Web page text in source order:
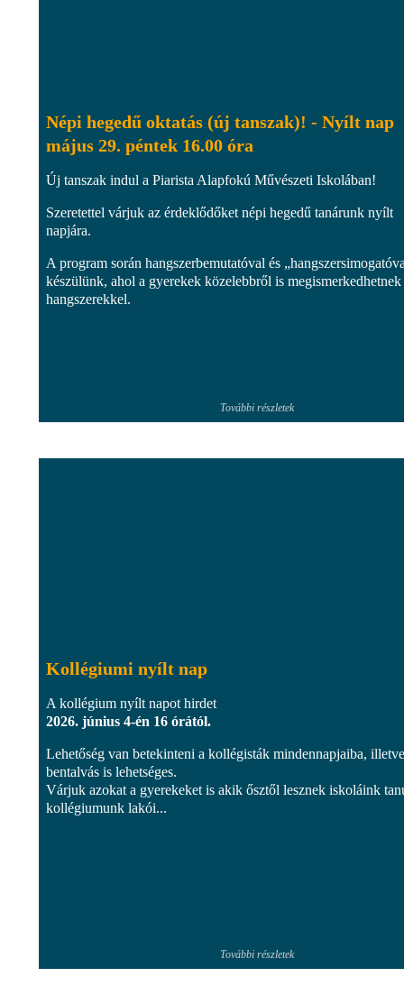
Népi hegedű oktatás (új tanszak)! - Nyílt nap
május 29. péntek 16.00 óra
Új tanszak indul a Piarista Alapfokú Művészeti Iskolában!
Szeretettel várjuk az érdeklődőket népi hegedű tanárunk nyílt
napjára.
A program során hangszerbemutatóval és
készülünk, ahol a gyerekek közelebbről is megismerkedhetnek
hangszerekkel.
További részletek
Kollégiumi nyílt nap
A kollégium nyílt napot hirdet
2026. június 4-én 16 órától.
Lehetőség van betekinteni a kollégisták mindennapjaiba,
bentalvás is lehetséges.
Várjuk azokat a gyerekeket is akik ősztől lesznek iskoláink
kollégiumunk lakói...
További részletek